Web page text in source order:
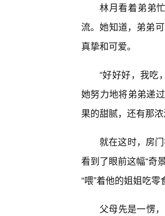
林月看着弟弟
流。她知道，弟弟
真挚和可爱。
“好好好，我吃
她努力地将弟弟递
果的甜腻，还有那
就在这时，房
看到了眼前这幅“奇
“喂”着他的姐姐吃
父母先是一愣